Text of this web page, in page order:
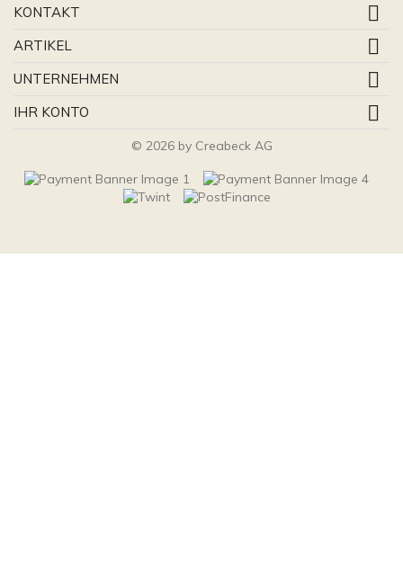
KONTAKT 
ARTIKEL 
UNTERNEHMEN 
IHR KONTO 
© 2026 by Creabeck AG